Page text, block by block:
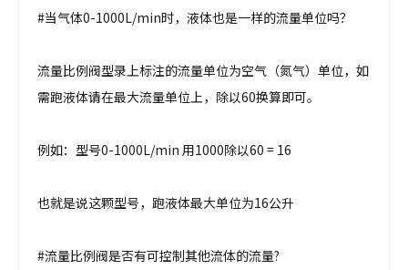
#当气体0-1000L/min时，液体也是一样的流量单位吗？
流量比例阀型录上标注的流量单位为空气（氮气）单位，如
需跑液体请在最大流量单位上，除以60换算即可。
例如：型号0-1000L/min 用1000除以60 = 16
也就是说这颗型号，跑液体最大单位为16公升
#流量比例阀是否有可控制其他流体的流量?